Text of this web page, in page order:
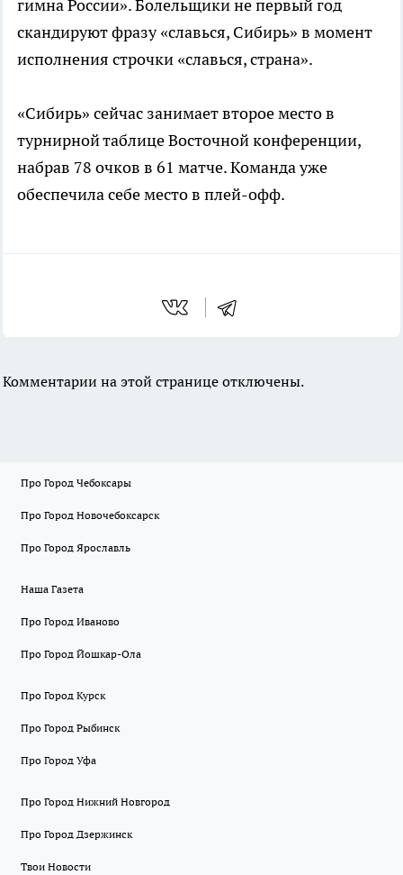
гимна России». Болельщики не первый год
скандируют фразу «славься, Сибирь» в момент
исполнения строчки «славься, страна».
«Сибирь» сейчас занимает второе место в
турнирной таблице Восточной конференции,
набрав 78 очков в 61 матче. Команда уже
обеспечила себе место в плей-офф.
Комментарии на этой странице отключены.
Про Город Чебоксары
Про Город Новочебоксарск
Про Город Ярославль
Наша Газета
Про Город Иваново
Про Город Йошкар-Ола
Про Город Курск
Про Город Рыбинск
Про Город Уфа
Про Город Нижний Новгород
Про Город Дзержинск
Твои Новости